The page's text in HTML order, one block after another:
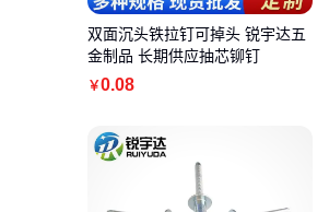
双面沉头铁拉钉可掉头 锐宇达五
金制品 长期供应抽芯铆钉
￥0.08